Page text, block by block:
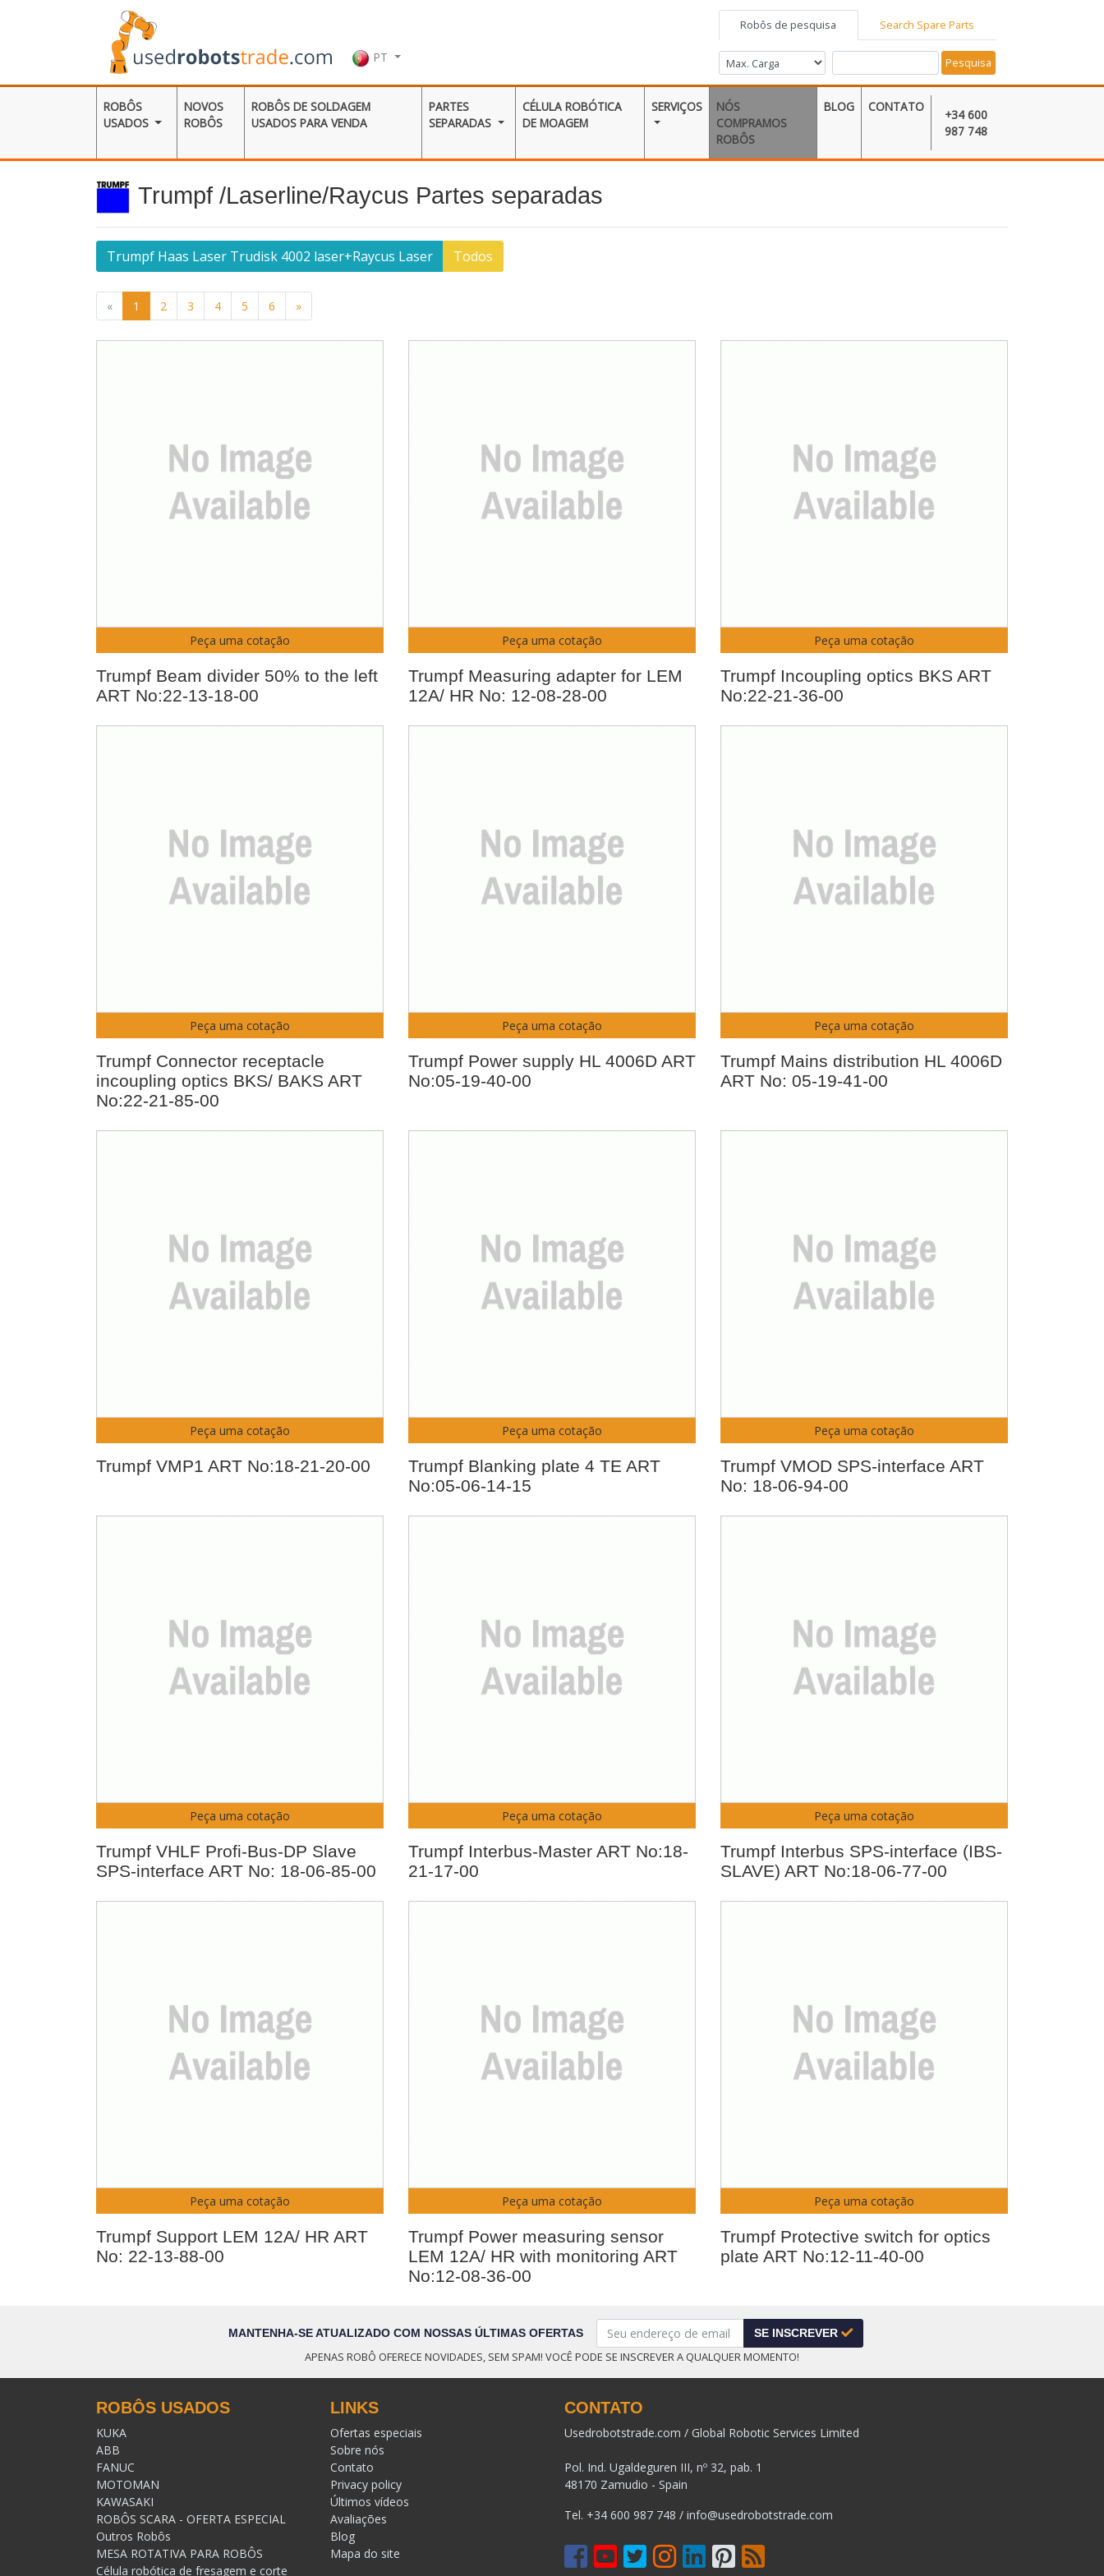
PT
Robôs de pesquisa Search Spare Parts
Pesquisa
ROBÔS
USADOS
NOVOS
ROBÔS
ROBÔS DE SOLDAGEM
USADOS ​​PARA VENDA
PARTES
SEPARADAS
CÉLULA ROBÓTICA
DE MOAGEM
SERVIÇOS
NÓS
COMPRAMOS
ROBÔS
BLOG CONTATO
+34 600
987 748
Trumpf /Laserline/Raycus Partes separadas
Trumpf Haas Laser Trudisk 4002 laser+Raycus Laser Todos
« 1 2 3 4 5 6 »
Peça uma cotação
Trumpf Beam divider 50% to the left
ART No:22-13-18-00
Peça uma cotação
Trumpf Measuring adapter for LEM
12A/ HR No: 12-08-28-00
Peça uma cotação
Trumpf Incoupling optics BKS ART
No:22-21-36-00
Peça uma cotação
Trumpf Connector receptacle
incoupling optics BKS/ BAKS ART
No:22-21-85-00
Peça uma cotação
Trumpf Power supply HL 4006D ART
No:05-19-40-00
Peça uma cotação
Trumpf Mains distribution HL 4006D
ART No: 05-19-41-00
Peça uma cotação
Trumpf VMP1 ART No:18-21-20-00
Peça uma cotação
Trumpf Blanking plate 4 TE ART
No:05-06-14-15
Peça uma cotação
Trumpf VMOD SPS-interface ART
No: 18-06-94-00
Peça uma cotação
Trumpf VHLF Profi-Bus-DP Slave
SPS-interface ART No: 18-06-85-00
Peça uma cotação
Trumpf Interbus-Master ART No:18-
21-17-00
Peça uma cotação
Trumpf Interbus SPS-interface (IBS-
SLAVE) ART No:18-06-77-00
Peça uma cotação
Trumpf Support LEM 12A/ HR ART
No: 22-13-88-00
Peça uma cotação
Trumpf Power measuring sensor
LEM 12A/ HR with monitoring ART
No:12-08-36-00
Peça uma cotação
Trumpf Protective switch for optics
plate ART No:12-11-40-00
MANTENHA-SE ATUALIZADO COM NOSSAS ÚLTIMAS OFERTAS SE INSCREVER
APENAS ROBÔ OFERECE NOVIDADES, SEM SPAM! VOCÊ PODE SE INSCREVER A QUALQUER MOMENTO!
ROBÔS USADOS
KUKA
ABB
FANUC
MOTOMAN
KAWASAKI
ROBÔS SCARA - OFERTA ESPECIAL
Outros Robôs
MESA ROTATIVA PARA ROBÔS
Célula robótica de fresagem e corte
LINKS
Ofertas especiais
Sobre nós
Contato
Privacy policy
Últimos vídeos
Avaliações
Blog
Mapa do site
CONTATO
Usedrobotstrade.com / Global Robotic Services Limited
Pol. Ind. Ugaldeguren III, nº 32, pab. 1
48170 Zamudio - Spain
Tel. +34 600 987 748 / info@usedrobotstrade.com